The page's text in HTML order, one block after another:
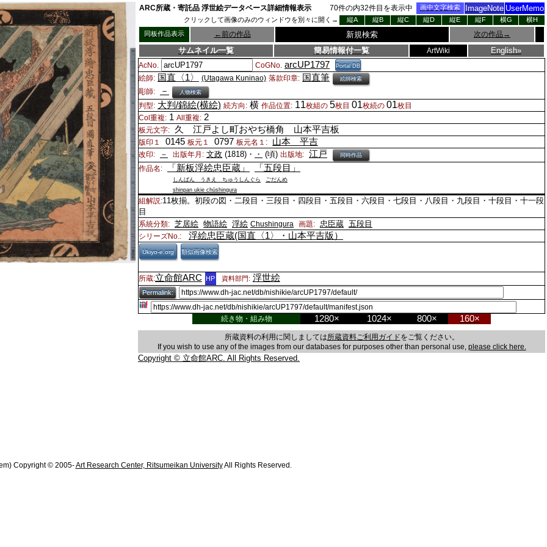
ARC所蔵・寄託品 浮世絵データベース詳細情報表示 70件の内32件目を表示中 画中文字検索 ImageNote UserMemo
クリックして画像のみのウィンドウを別々に開く→ 縦A 縦B 縦C 縦D 縦E 縦F 横G
横H
同板作品表示
←前の作品 新規検索 次の作品 →
サムネイル一覧 簡易情報付一覧 ArtWiki English»
AcNo. CoGNo. arcUP1797 Portal DB
絵師: 国直〈1〉 (Utagawa Kuninao) 落款印章: 国直筆 絵師検索
彫師: － 人物検索
判型: 大判/錦絵(横絵) 続方向: 横 作品位置: 11枚組の 5枚目 01枚続の 01枚目
Col重複: 1 All重複: 2
板元文字: 久 江戸よし町おやぢ橋角 山本平吉板
版印１ 0145 板元１ 0797 板元名１: 山本 平吉
改印: － 出版年月: 文政 (1818)・ ・ (頃) 出版地: 江戸 同時作品
作品名: 「新板浮絵忠臣蔵」 「五段目」
しんぱん うきえ ちゅうしんぐら
ごだんめ
shinpan ukie chūshingura
組解説:11枚揃。初段の図・二段目・三段目・四段目・五段目・六段目・七段目・八段目・九段目・十段目・十一段
目
系統分類: 芝居絵 物語絵 浮絵 Chushingura 画題: 忠臣蔵 五段目
シリーズNo.: 浮絵忠臣蔵(国直〈1〉・山本平吉版）
Ukiyo-e.org 類似画像検索
所蔵:立命館ARC HP 資料部門: 浮世絵
Permalink:
続き物・組み物 1280× 1024× 800× 160×
所蔵資料の利用に関しましては所蔵資料ご利用ガイドをご覧ください。
If you wish to use any of the images from our databases for purposes other than personal use, please click here.
Copyright © 立命館ARC. All Rights Reserved.
Copyright © 2005-Art Research Center, Ritsumeikan UniversityAll Rights Reserved.